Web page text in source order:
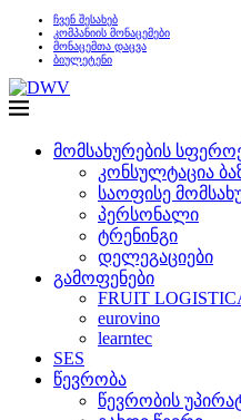
ჩვენ შესახებ
კომპანიის მონაცემები
მონაცემთა დაცვა
ბიულეტენი
მომსახურების
კონსულტაცია
საოფისე
პერსონალი
ტრენინგი
დელეგაციები
გამოფენები
FRUIT
eurovino
learntec
SES
წევრობა
წევრობის